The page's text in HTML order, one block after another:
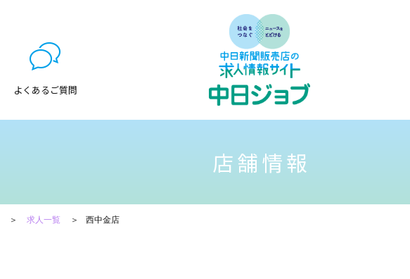
よくあるご質問
店舗情報
求人一覧 西中金店